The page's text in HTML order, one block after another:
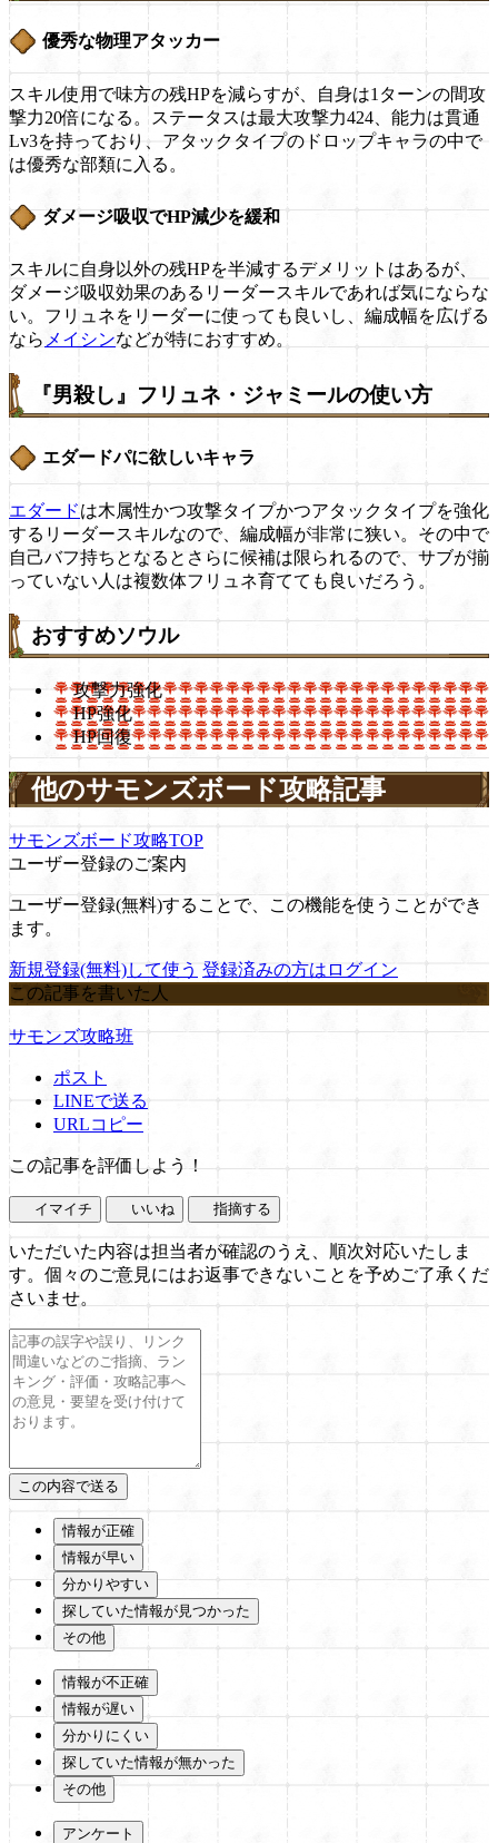
優秀な物理アタッカー
スキル使用で味方の残HPを減らすが、自身は1ターンの間攻
撃力20倍になる。ステータスは最大攻撃力424、能力は貫通
Lv3を持っており、アタックタイプのドロップキャラの中で
は優秀な部類に入る。
ダメージ吸収でHP減少を緩和
スキルに自身以外の残HPを半減するデメリットはあるが、
ダメージ吸収効果のあるリーダースキルであれば気にならな
い。フリュネをリーダーに使っても良いし、編成幅を広げる
なら メイシンなどが特におすすめ。
『男殺し』フリュネ・ジャミールの使い方
エダードパに欲しいキャラ
エダードは木属性かつ攻撃タイプかつアタックタイプを強化
するリーダースキルなので、編成幅が非常に狭い。その中で
自己バフ持ちとなるとさらに候補は限られるので、サブが揃
っていない人は複数体フリュネ育てても良いだろう。
おすすめソウル
攻撃力強化
HP強化
HP回復
他のサモンズボード攻略記事
サモンズボード攻略TOP
ユーザー登録のご案内
ユーザー登録(無料)することで、この機能を使うことができ
ます。
新規登録(無料)して使う 登録済みの方はログイン
この記事を書いた人
サモンズ攻略班
ポスト
LINEで送る
URLコピー
この記事を評価しよう！
イマイチ いいね 指摘する
いただいた内容は担当者が確認のうえ、順次対応いたしま
す。個々のご意見にはお返事できないことを予めご了承くだ
さいませ。
情報が正確
情報が早い
分かりやすい
探していた情報が見つかった
その他
情報が不正確
情報が遅い
分かりにくい
探していた情報が無かった
その他
アンケート